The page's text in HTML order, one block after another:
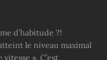
d’habitude ?!
le niveau maximal
». C’est